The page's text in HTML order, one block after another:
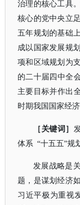
治理的核心工具
核心的党中央立
五年规划的基础
成以国家发展规
项和区域规划为
的二十届四中全
主要目标并作出
时期我国国家经
［关键词］
体系 “十五五”规
发展战略是
题，是谋划经济
习近平极为重视